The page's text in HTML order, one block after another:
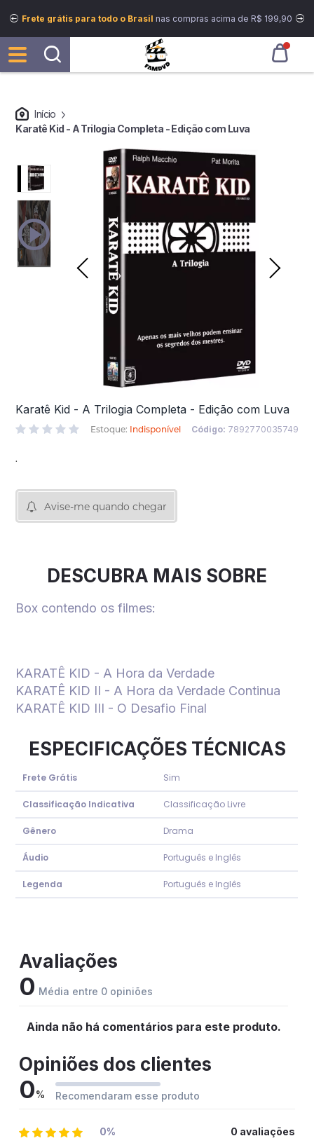
Frete grátis para todo o Brasil nas compras acima de R$ 199,90
Início
Karatê Kid - A Trilogia Completa - Edição com Luva
Karatê Kid - A Trilogia Completa - Edição com Luva
Estoque: Indisponível Código: 7892770035749
.
Avise-me quando chegar
DESCUBRA MAIS SOBRE
Box contendo os filmes:
KARATÊ KID - A Hora da Verdade
KARATÊ KID II - A Hora da Verdade Continua
KARATÊ KID III - O Desafio Final
ESPECIFICAÇÕES TÉCNICAS
Frete Grátis Sim
Classificação Indicativa Classificação Livre
Gênero Drama
Áudio Português e Inglês
Legenda Português e Inglês
Avaliações
0 Média entre 0 opiniões
Ainda não há comentários para este produto.
Opiniões dos clientes
0% Recomendaram esse produto
0% 0 avaliações